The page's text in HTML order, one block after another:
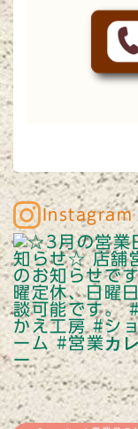
Instagram